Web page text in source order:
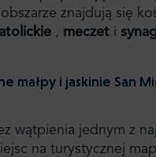
znajdują się
, meczet i
małpy i jaskinie San
wątpienia jednym z
na turystycznej